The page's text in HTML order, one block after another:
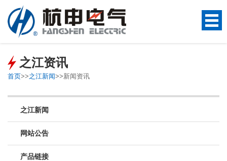
之江资讯
首页>>之江新闻>>新闻资讯
之江新闻
网站公告
产品链接